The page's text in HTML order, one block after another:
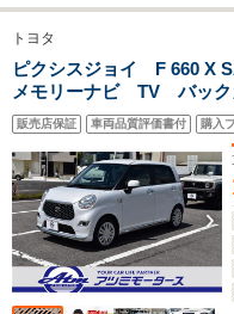
トヨタ
ピクシスジョイ F 660 X
メモリーナビ TV バッ
ーラー パワステ パワー
置 運転席エアバック 助
ドリングストップ
販売店保証 車両品質評価書付 購入